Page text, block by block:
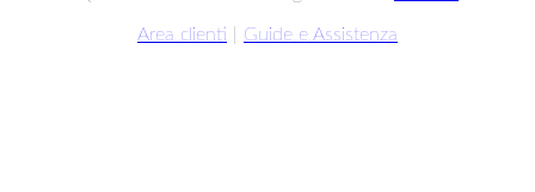
Area clienti Guide e Assistenza